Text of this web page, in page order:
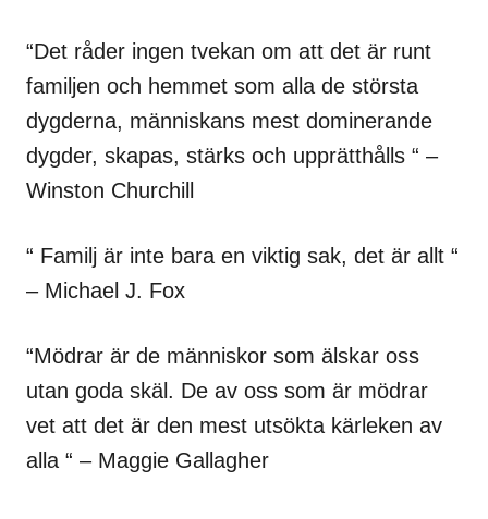
“Det råder ingen tvekan om att det är runt
familjen och hemmet som alla de största
dygderna, människans mest dominerande
dygder, skapas, stärks och upprätthålls “ –
Winston Churchill
“ Familj är inte bara en viktig sak, det är allt “
– Michael J. Fox
“Mödrar är de människor som älskar oss
utan goda skäl. De av oss som är mödrar
vet att det är den mest utsökta kärleken av
alla “ – Maggie Gallagher